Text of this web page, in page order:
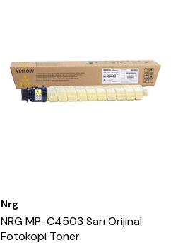
Nrg
NRG MP-C4503 Sarı Orijinal
Fotokopi Toner